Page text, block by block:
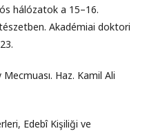
hálózatok a 15–16.
Akadémiai doktori
Haz. Kamil Ali
Edebî Kişiliği ve